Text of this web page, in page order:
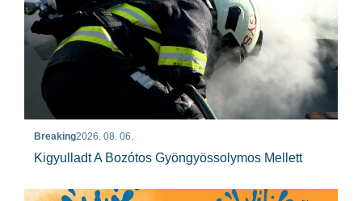
Breaking2026. 08. 06.
Kigyulladt A Bozótos Gyöngyössolymos Mellett